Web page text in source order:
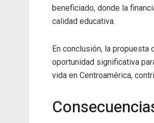
beneficiado, donde la
calidad educativa.
En conclusión, la propuesta
oportunidad significativa
vida en Centroamérica,